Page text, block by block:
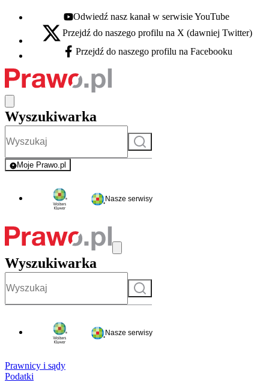
Youtube - otwiera się w nowej karcie
Odwiedź nasz kanał w serwisie YouTube
X - otwiera się w nowej karcie
Przejdź do naszego profilu na X (dawniej Twitter)
Facebook - otwiera się w nowej karcie
Przejdź do naszego profilu na Facebooku
Wyszukiwarka
Szukaj
Moje Prawo.pl
- rejestracja i logowanie do serwisu
Nasze serwisy
Wyszukiwarka
Szukaj
Nasze serwisy
Prawnicy i sądy
Podatki